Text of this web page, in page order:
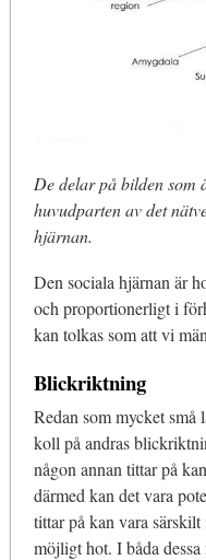
De delar på bilden som
huvudparten av det
hjärnan.
Den sociala hjärnan är
och proportionerligt i
kan tolkas som att vi
Blickriktning
Redan som mycket små
koll på andras
någon annan tittar på
därmed kan det vara
tittar på kan vara särskilt
möjligt hot. I båda